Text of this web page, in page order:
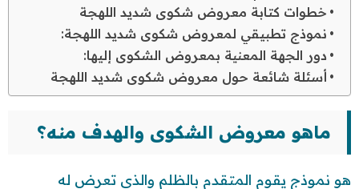
خطوات كتابة معروض شكوى شديد اللهجة
نموذج تطبيقي لمعروض شكوى شديد اللهجة:
دور الجهة المعنية بمعروض الشكوى إليها:
أسئلة شائعة حول معروض شكوى شديد اللهجة
ماهو معروض الشكوى والهدف منه؟
هو نموذج يقوم المتقدم بالظلم والذي تعرض له